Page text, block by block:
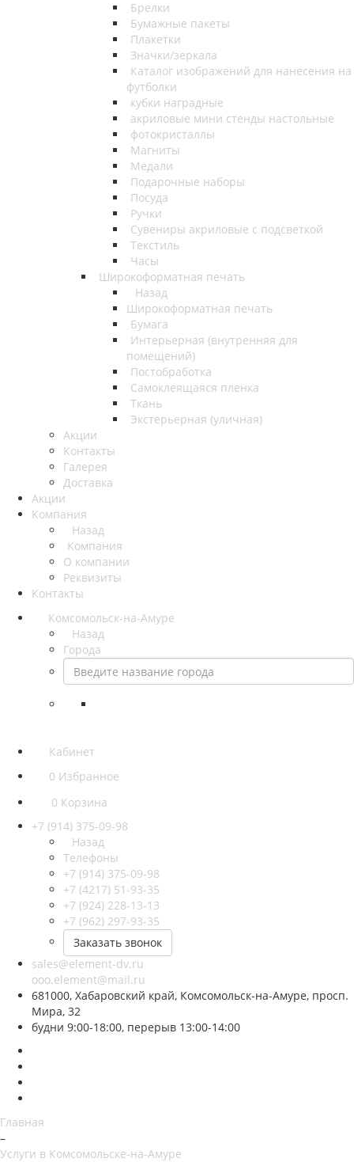
Брелки
Бумажные пакеты
Плакетки
Значки/зеркала
Каталог изображений для нанесения на
футболки
кубки наградные
акриловые мини стенды настольные
фотокристаллы
Магниты
Медали
Подарочные наборы
Посуда
Ручки
Сувениры акриловые с подсветкой
Текстиль
Часы
Широкоформатная печать
Назад
Широкоформатная печать
Бумага
Интерьерная (внутренняя для
помещений)
Постобработка
Самоклеящаяся пленка
Ткань
Экстерьерная (уличная)
Акции
Контакты
Галерея
Доставка
Акции
Компания
Назад
Компания
О компании
Реквизиты
Контакты
Комсомольск-на-Амуре
Назад
Города
Кабинет
0 Избранное
0 Корзина
+7 (914) 375-09-98
Назад
Телефоны
+7 (914) 375-09-98
+7 (4217) 51-93-35
+7 (924) 228-13-13
+7 (962) 297-93-35
Заказать звонок
sales@element-dv.ru
ooo.element@mail.ru
681000, Хабаровский край, Комсомольск-на-Амуре, просп.
Мира, 32
будни 9:00-18:00, перерыв 13:00-14:00
Главная
–
Услуги в Комсомольске-на-Амуре